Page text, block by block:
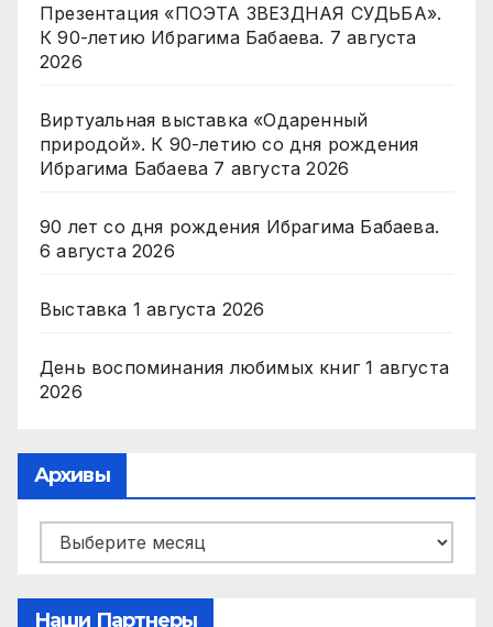
Презентация «ПОЭТА ЗВЕЗДНАЯ СУДЬБА».
К 90-летию Ибрагима Бабаева. 7 августа
2026
Виртуальная выставка «Одаренный
природой». К 90-летию со дня рождения
Ибрагима Бабаева 7 августа 2026
90 лет со дня рождения Ибрагима Бабаева.
6 августа 2026
Выставка 1 августа 2026
День воспоминания любимых книг 1 августа
2026
Архивы
Архивы
Наши Партнеры